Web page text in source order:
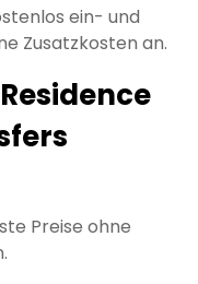
ein- und
Zusatzkosten an.
Preise ohne